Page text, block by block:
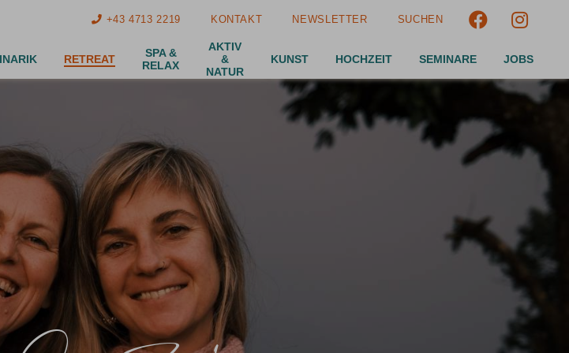
+43 4713 2219 KONTAKT NEWSLETTER
SUCHEN
RETREAT
SPA &
RELAX
AKTIV
&
NATUR
KUNST HOCHZEIT SEMINARE JOBS